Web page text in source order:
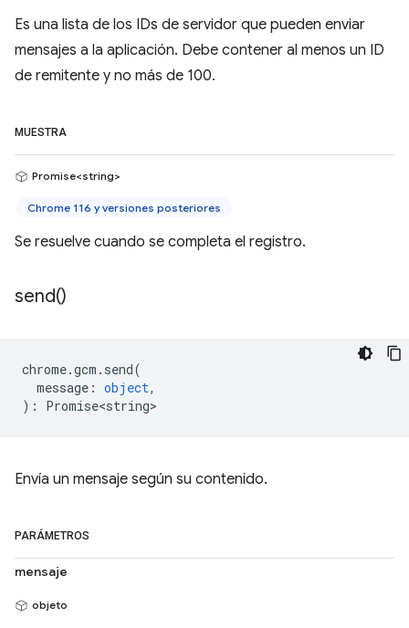
Es una lista de los IDs de servidor que pueden enviar
mensajes a la aplicación. Debe contener al menos un ID
de remitente y no más de 100.
MUESTRA
Promise<string>
Chrome 116 y versiones posteriores
Se resuelve cuando se completa el registro.
send()
chrome.gcm . send(
message : object,
) : Promise<string>
Envía un mensaje según su contenido.
PARÁMETROS
mensaje
objeto